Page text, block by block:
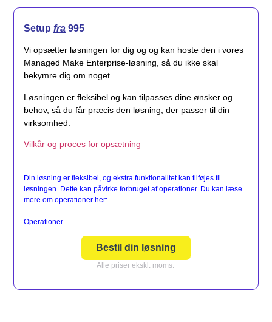
Setup fra 995
Vi opsætter løsningen for dig og og kan hoste den i vores
Managed Make Enterprise-løsning, så du ikke skal
bekymre dig om noget.
Løsningen er fleksibel og kan tilpasses dine ønsker og
behov, så du får præcis den løsning, der passer til din
virksomhed.
Vilkår og proces for opsætning
Din løsning er fleksibel, og ekstra funktionalitet kan tilføjes til
løsningen. Dette kan påvirke forbruget af operationer. Du kan læse
mere om operationer her:
Operationer
Bestil din løsning
Alle priser ekskl. moms.